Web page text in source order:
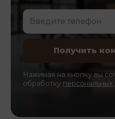
Нажимая на кнопку вы
обработку